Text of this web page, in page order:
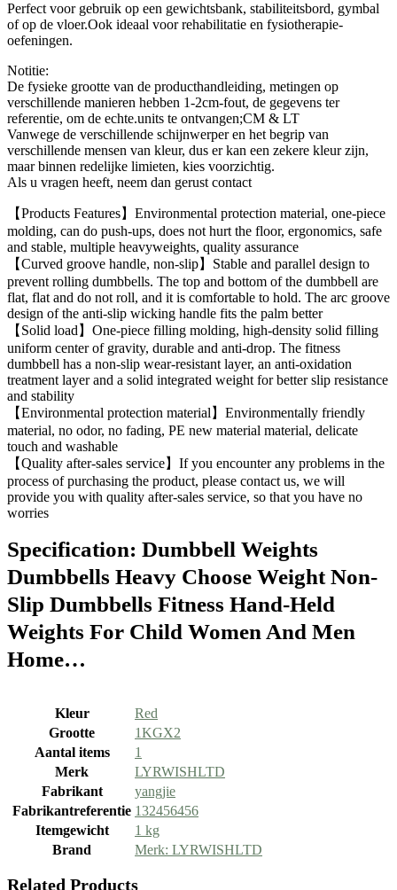
Perfect voor gebruik op een gewichtsbank, stabiliteitsbord, gymbal
of op de vloer.Ook ideaal voor rehabilitatie en fysiotherapie-
oefeningen.
Notitie:
De fysieke grootte van de producthandleiding, metingen op
verschillende manieren hebben 1-2cm-fout, de gegevens ter
referentie, om de echte.units te ontvangen;CM & LT
Vanwege de verschillende schijnwerper en het begrip van
verschillende mensen van kleur, dus er kan een zekere kleur zijn,
maar binnen redelijke limieten, kies voorzichtig.
Als u vragen heeft, neem dan gerust contact
【Products Features】Environmental protection material, one-piece
molding, can do push-ups, does not hurt the floor, ergonomics, safe
and stable, multiple heavyweights, quality assurance
【Curved groove handle, non-slip】Stable and parallel design to
prevent rolling dumbbells. The top and bottom of the dumbbell are
flat, flat and do not roll, and it is comfortable to hold. The arc groove
design of the anti-slip wicking handle fits the palm better
【Solid load】One-piece filling molding, high-density solid filling
uniform center of gravity, durable and anti-drop. The fitness
dumbbell has a non-slip wear-resistant layer, an anti-oxidation
treatment layer and a solid integrated weight for better slip resistance
and stability
【Environmental protection material】Environmentally friendly
material, no odor, no fading, PE new material material, delicate
touch and washable
【Quality after-sales service】If you encounter any problems in the
process of purchasing the product, please contact us, we will
provide you with quality after-sales service, so that you have no
worries
Specification: Dumbbell Weights
Dumbbells Heavy Choose Weight Non-
Slip Dumbbells Fitness Hand-Held
Weights For Child Women And Men
Home…
Kleur
‎Red
Grootte
‎1KGX2
Aantal items
‎1
Merk
‎LYRWISHLTD
Fabrikant
‎yangjie
Fabrikantreferentie ‎132456456
Itemgewicht
‎1 kg
Brand
Merk: LYRWISHLTD
Related Products